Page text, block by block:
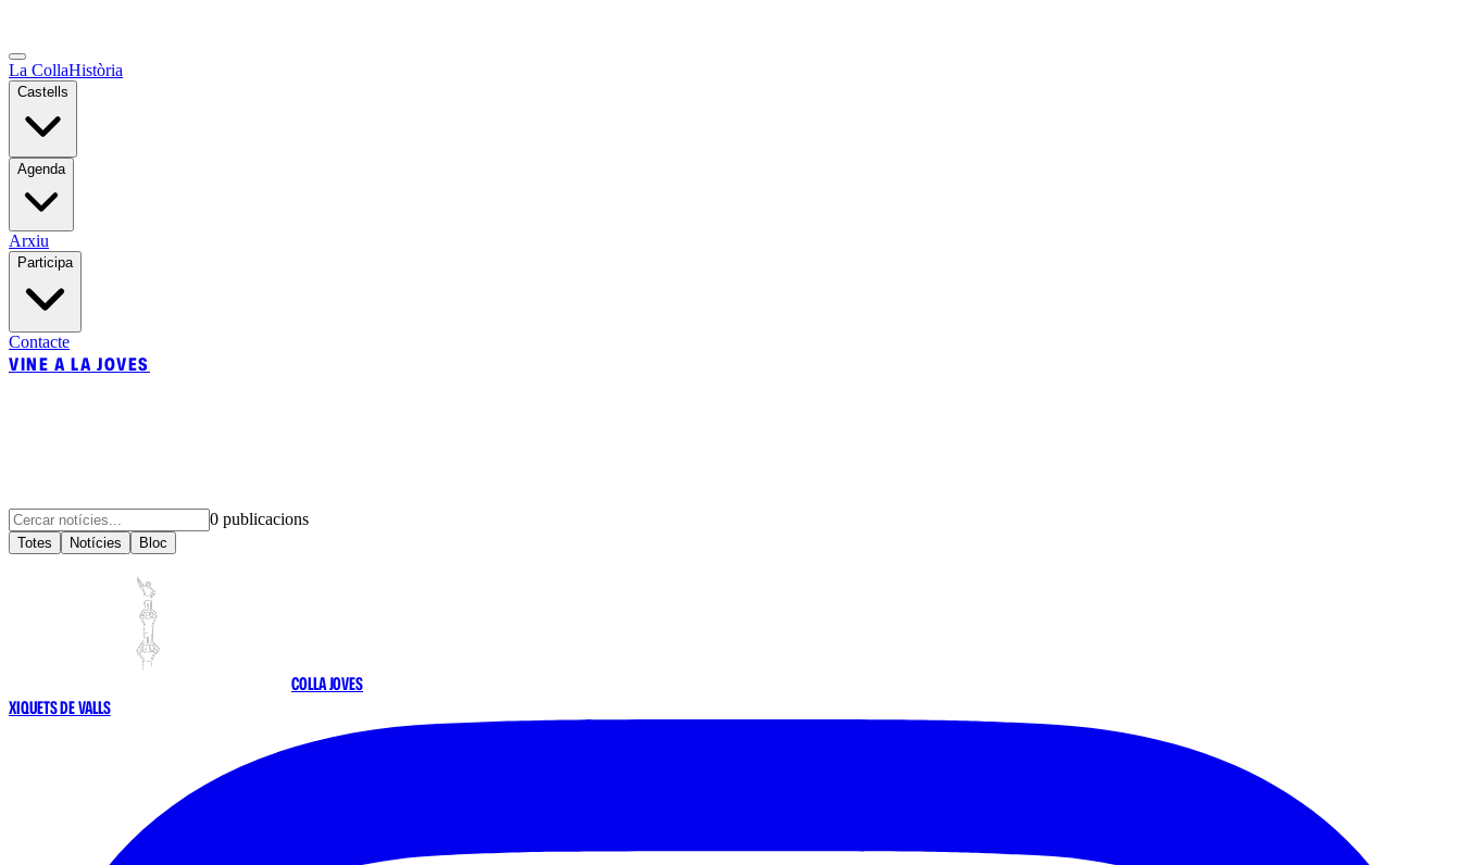
La CollaHistòria
Castells
Agenda
Arxiu
Participa
Contacte
VINE A LA JOVES
0 publicacions
Totes Notícies Bloc
COLLA JOVES
XIQUETS DE VALLS